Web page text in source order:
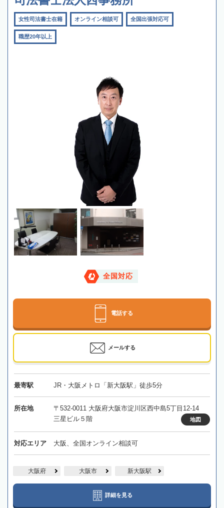
女性司法書士在籍 オンライン相談可 全国出張対応可
職歴20年以上
全国対応
電話する
メールする
最寄駅 JR・大阪メトロ「新大阪駅」徒歩5分
所在地
〒532-0011 大阪府大阪市淀川区西中島5丁目12-14
三星ビル５階
地図
対応エリア 大阪、全国オンライン相談可
大阪府 大阪市 新大阪駅
詳細を見る